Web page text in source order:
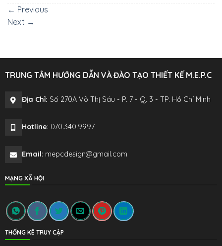
← Previous
Next →
TRUNG TÂM HƯỚNG DẪN VÀ ĐÀO TẠO THIẾT KẾ M.E.P.C
Địa Chỉ: Số 270A Võ Thị Sáu - P. 7 - Q. 3 - TP. Hồ Chí Minh
Hotline: 070.340.9997
Email: mepcdesign@gmail.com
MẠNG XÃ HỘI
THỐNG KÊ TRUY CẬP